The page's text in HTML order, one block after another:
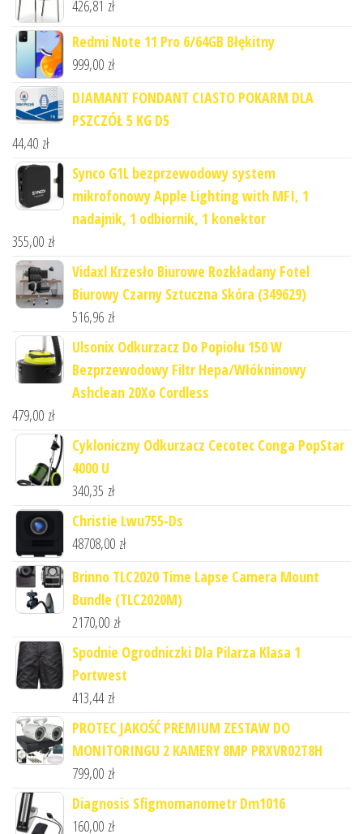
426,81 zł
Redmi Note 11 Pro 6/64GB Błękitny
999,00 zł
DIAMANT FONDANT CIASTO POKARM DLA
PSZCZÓŁ 5 KG D5
44,40 zł
Synco G1L bezprzewodowy system
mikrofonowy Apple Lighting with MFI, 1
nadajnik, 1 odbiornik, 1 konektor
355,00 zł
Vidaxl Krzesło Biurowe Rozkładany Fotel
Biurowy Czarny Sztuczna Skóra (349629)
516,96 zł
Ulsonix Odkurzacz Do Popiołu 150 W
Bezprzewodowy Filtr Hepa/Włókninowy
Ashclean 20Xo Cordless
479,00 zł
Cykloniczny Odkurzacz Cecotec Conga PopStar
4000 U
340,35 zł
Christie Lwu755-Ds
48708,00 zł
Brinno TLC2020 Time Lapse Camera Mount
Bundle (TLC2020M)
2170,00 zł
Spodnie Ogrodniczki Dla Pilarza Klasa 1
Portwest
413,44 zł
PROTEC JAKOŚĆ PREMIUM ZESTAW DO
MONITORINGU 2 KAMERY 8MP PRXVR02T8H
799,00 zł
Diagnosis Sfigmomanometr Dm1016
160,00 zł